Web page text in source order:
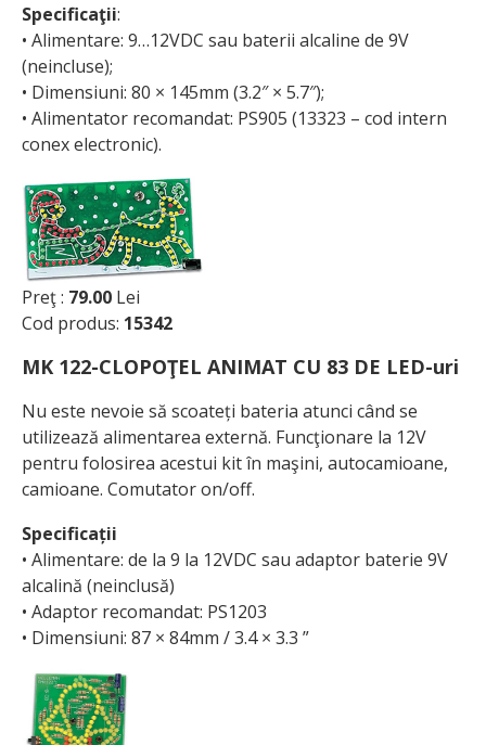
Specificaţii:
• Alimentare: 9…12VDC sau baterii alcaline de 9V
(neincluse);
• Dimensiuni: 80 × 145mm (3.2″ × 5.7″);
• Alimentator recomandat: PS905 (13323 – cod intern
conex electronic).
Preţ : 79.00 Lei
Cod produs: 15342
MK 122-CLOPOŢEL ANIMAT CU 83 DE LED-uri
Nu este nevoie să scoateți bateria atunci când se
utilizează alimentarea externă. Funcţionare la 12V
pentru folosirea acestui kit în maşini, autocamioane,
camioane. Comutator on/off.
Specificații
• Alimentare: de la 9 la 12VDC sau adaptor baterie 9V
alcalină (neinclusă)
• Adaptor recomandat: PS1203
• Dimensiuni: 87 × 84mm / 3.4 × 3.3 ”